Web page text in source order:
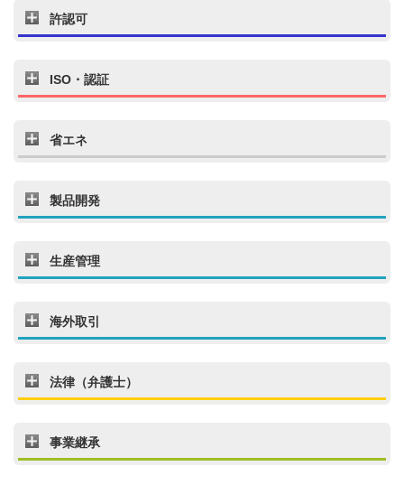
許認可
ISO・認証
省エネ
製品開発
生産管理
海外取引
法律（弁護士）
事業継承